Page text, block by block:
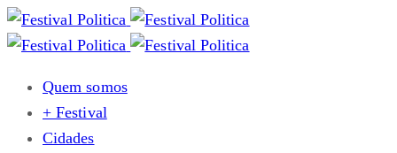
Quem somos
+ Festival
Cidades